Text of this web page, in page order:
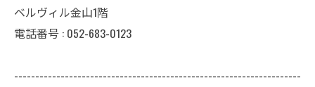
ベルヴィル金山1階
電話番号 : 052-683-0123
--------------------------------------------------------------------